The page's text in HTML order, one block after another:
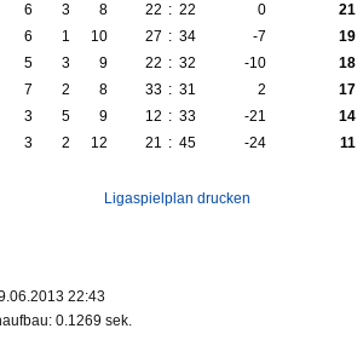
6 3 8 22 : 22 0
21
6 1 10 27 : 34 -7
19
5 3 9 22 : 32 -10
18
7 2 8 33 : 31 2
17
3 5 9 12 : 33 -21
14
3 2 12 21 : 45 -24 11
Ligaspielplan drucken
22:43
0.1269 sek.